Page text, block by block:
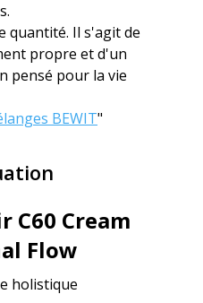
quantité. Il s'agit de
propre et d'un
pensé pour la vie
BEWIT"
C60 Cream
Flow
holistique